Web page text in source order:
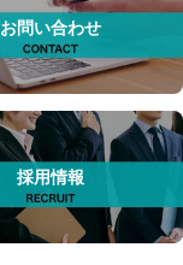
お問い合わせ
採用情報